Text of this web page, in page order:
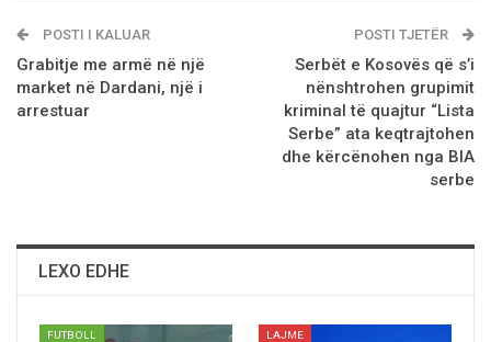
POSTI I KALUAR
Grabitje me armë në një
market në Dardani, një i
arrestuar
POSTI TJETËR
Serbёt e Kosovёs qё s’i
nёnshtrohen grupimit
kriminal tё quajtur “Lista
Serbe” ata keqtrajtohen
dhe kёrcёnohen nga BIA
serbe
LEXO EDHE
FUTBOLL LAJME